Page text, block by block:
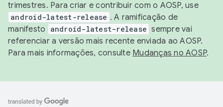
trimestres. Para criar e contribuir com o AOSP, use
android-latest-release . A ramificação de
manifesto
android-latest-release sempre vai
referenciar a versão mais recente enviada ao AOSP.
Para mais informações, consulte Mudanças no AOSP.